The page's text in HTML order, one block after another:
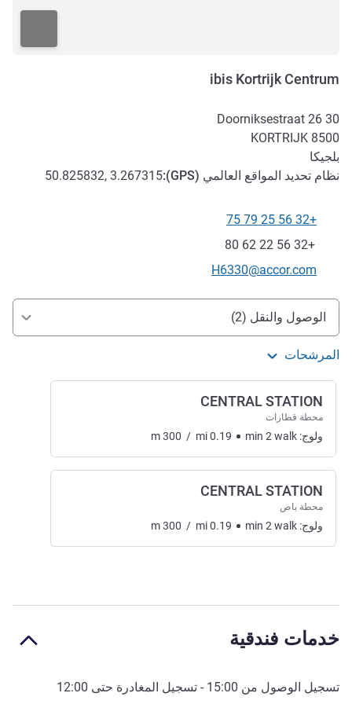
ibis Kortrijk Centrum
Doorniksestraat 26 30
8500
KORTRIJK
بلجيكا
نظام تحديد المواقع العالمي (GPS
):
50.825832, 3.267315
الهاتف
+32 56 25 79 75
فاكس
+32 56 22 62 80
تواصل معنا عبر البريد الإلكتروني
H6330@accor.com
الوصول والتنقل
الوصول والنقل (2)
المرشحات
CENTRAL STATION
محطة قطارات
ولوج: m300 / mi0.19 min 2 walk
CENTRAL STATION
محطة باص
ولوج: m300 / mi0.19 min 2 walk
خدمات فندقية
تسجيل الوصول من 15:00 - تسجيل المغادرة حتى 12:00